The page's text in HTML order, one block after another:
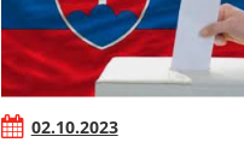
02.10.2023